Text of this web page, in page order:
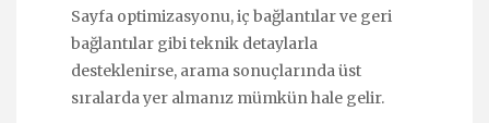
Sayfa optimizasyonu, iç bağlantılar ve geri
bağlantılar gibi teknik detaylarla
desteklenirse, arama sonuçlarında üst
sıralarda yer almanız mümkün hale gelir.